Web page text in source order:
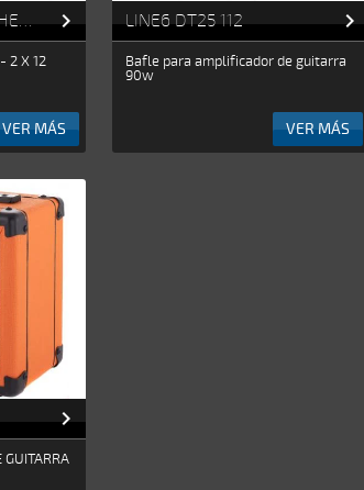
LINE 6 BOGNER ALCHEMIST 
2 X 12
VER MÁS
LINE6 DT25 112 
Bafle para amplificador de guitarra
90w
VER MÁS

GUITARRA